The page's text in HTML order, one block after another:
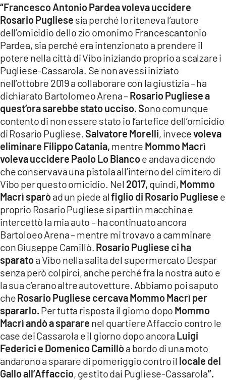
“Francesco Antonio Pardea voleva uccidere
Rosario Pugliese sia perché lo riteneva l’autore
dell’omicidio dello zio omonimo Francescantonio
Pardea, sia perché era intenzionato a prendere il
potere nella città di Vibo iniziando proprio a scalzare i
Pugliese-Cassarola. Se non avessi iniziato
nell’ottobre 2019 a collaborare con la giustizia – ha
dichiarato Bartolomeo Arena –Rosario Pugliese a
quest’ora sarebbe stato ucciso. Sono comunque
contento di non essere stato io l’artefice dell’omicidio
di Rosario Pugliese.Salvatore Morelli, invecevoleva
eliminare Filippo Catania, mentre Mommo Macrì
voleva uccidere Paolo Lo Biancoe andava dicendo
che conservava una pistola all’interno del cimitero di
Vibo per questo omicidio. Nel 2017, quindi,Mommo
Macrì sparòad un piede alfiglio di Rosario Pugliese e
proprio Rosario Pugliese si partì in macchina e
intercettò la mia auto – ha continuato ancora
Bartoloeo Arena – mentre mi trovavo a camminare
con Giuseppe Camillò. Rosario Pugliese ci ha
sparatoa Vibo nella salita del supermercato Despar
senza però colpirci, anche perché fra la nostra auto e
la sua c’erano altre autovetture. Abbiamo poi saputo
cheRosario Pugliese cercava Mommo Macrì per
spararlo. Per tutta risposta il giorno dopo Mommo
Macrìandò a sparare nel quartiere Affaccio contro le
case dei Cassarola e il giorno dopo ancora Luigi
Federici e Domenico Camillòa bordo di una moto
andarono a sparare di pomeriggio contro il locale del
Gallo all’Affaccio, gestito dai Pugliese-Cassarola”.